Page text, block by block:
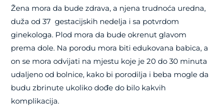
Žena mora da bude zdrava, a njena trudnoća uredna,
duža od 37 gestacijskih nedelja i sa potvrdom
ginekologa. Plod mora da bude okrenut glavom
prema dole. Na porodu mora biti edukovana babica, a
on se mora odvijati na mjestu koje je 20 do 30 minuta
udaljeno od bolnice, kako bi porodilja i beba mogle da
budu zbrinute ukoliko dođe do bilo kakvih
komplikacija.